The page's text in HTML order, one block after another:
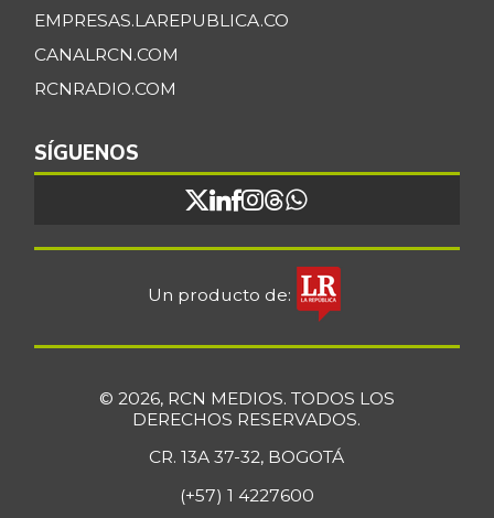
EMPRESAS.LAREPUBLICA.CO
CANALRCN.COM
RCNRADIO.COM
SÍGUENOS
Un producto de:
© 2026, RCN MEDIOS. TODOS LOS
DERECHOS RESERVADOS.
CR. 13A 37-32, BOGOTÁ
(+57) 1 4227600